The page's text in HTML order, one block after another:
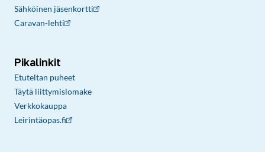
Sähköinen jäsenkortti
Caravan-lehti
Pikalinkit
Etuteltan puheet
Täytä liittymislomake
Verkkokauppa
Leirintäopas.fi